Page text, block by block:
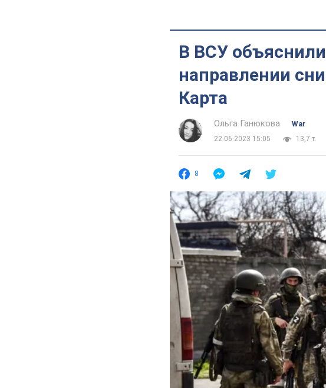
В ВСУ
направлении
Карта
Ольга Ганюкова
War
22.06.2023 15:05
13,7 т.
8